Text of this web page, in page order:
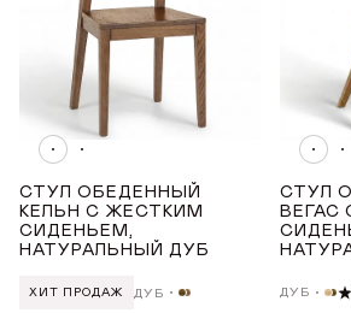
СТУЛ ОБЕДЕННЫЙ
КЕЛЬН С ЖЕСТКИМ
СИДЕНЬЕМ,
НАТУРАЛЬНЫЙ ДУБ
ХИТ ПРОДАЖ ДУБ
СТУЛ
ВЕГАС
ДУБ
Авторизуйтесь или
по номеру
Телефон
Имя*
Почта*
Предпочтительный
Telegram WhatsApp
КУПИТЬ В ОДИН
ДЕРЕВЯННЫЕ СТУЛЬЯ С
Имя
Телефон